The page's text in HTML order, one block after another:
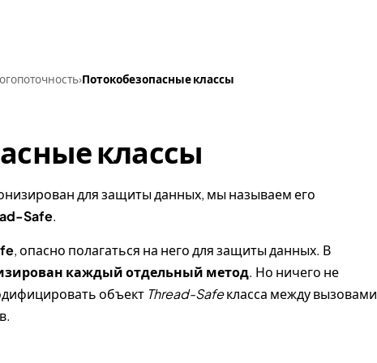
›Потокобезопасные классы
классы
для защиты данных, мы называем его
Safe.
, опасно полагаться на него для защиты данных. В
каждый отдельный метод. Но ничего не
объект Thread-Safeкласса между вызовами